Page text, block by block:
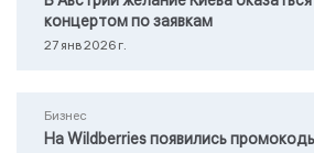
концертом по заявкам
27 янв 2026 г.
Бизнес
На Wildberries появились